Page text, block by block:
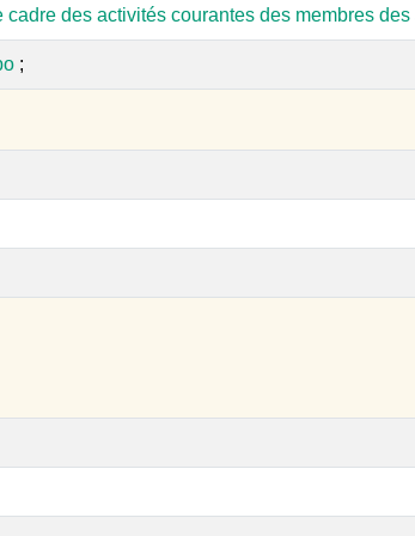
cadre des activités courantes des membres
;